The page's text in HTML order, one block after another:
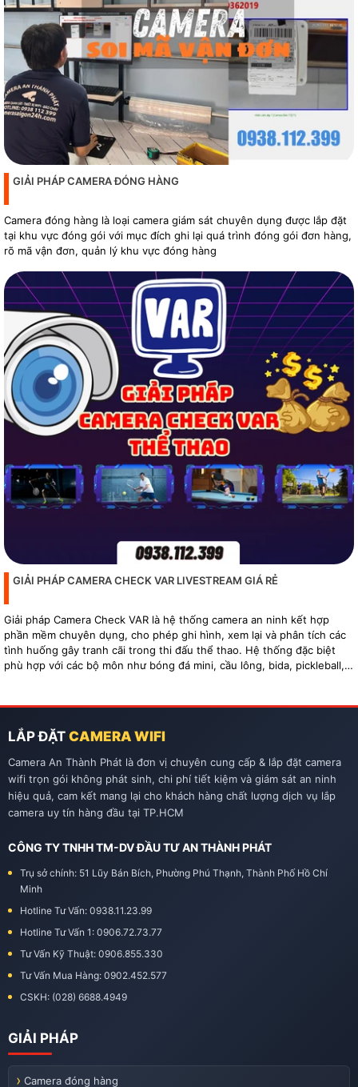
GIẢI PHÁP CAMERA ĐÓNG HÀNG
Camera đóng hàng là loại camera giám sát chuyên dụng được lắp đặt
tại khu vực đóng gói với mục đích ghi lại quá trình đóng gói đơn hàng,
rõ mã vận đơn, quản lý khu vực đóng hàng
GIẢI PHÁP CAMERA CHECK VAR LIVESTREAM GIÁ RẺ
Giải pháp Camera Check VAR là hệ thống camera an ninh kết hợp
phần mềm chuyên dụng, cho phép ghi hình, xem lại và phân tích các
tình huống gây tranh cãi trong thi đấu thể thao. Hệ thống đặc biệt
phù hợp với các bộ môn như bóng đá mini, cầu lông, bida, pickleball,
LẮP ĐẶT CAMERA WIFI
Camera An Thành Phát là đơn vị chuyên cung cấp & lắp đặt camera
wifi trọn gói không phát sinh, chi phí tiết kiệm và giám sát an ninh
hiệu quả, cam kết mang lại cho khách hàng chất lượng dịch vụ lắp
camera uy tín hàng đầu tại TP.HCM
CÔNG TY TNHH TM-DV ĐẦU TƯ AN THÀNH PHÁT
Trụ sở chính: 51 Lũy Bán Bích, Phường Phú Thạnh, Thành Phố Hồ Chí
Minh
Hotline Tư Vấn: 0938.11.23.99
Hotline Tư Vấn 1: 0906.72.73.77
Tư Vấn Kỹ Thuật: 0906.855.330
Tư Vấn Mua Hàng: 0902.452.577
CSKH: (028) 6688.4949
GIẢI PHÁP
Camera đóng hàng